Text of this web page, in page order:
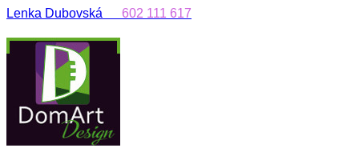
Lenka Dubovská 602 111 617